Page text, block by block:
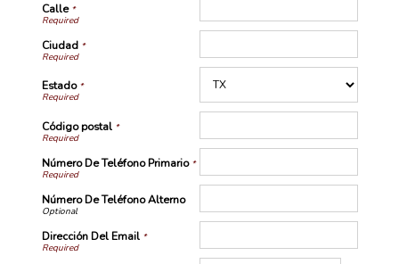
Calle*
Ciudad*
Estado*
Código postal*
Número De Teléfono Primario*
Número De Teléfono Alterno
Dirección Del Email*